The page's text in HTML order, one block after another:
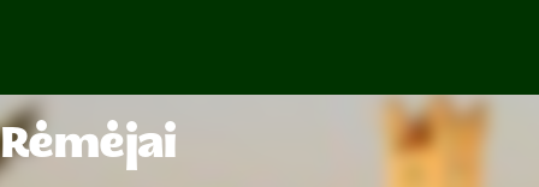
Rėmėjai